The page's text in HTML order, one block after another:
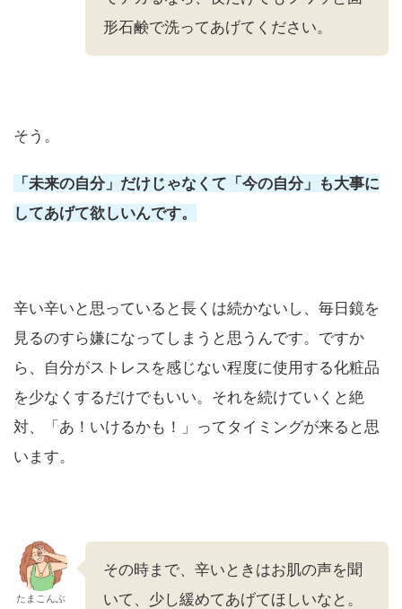
形石鹸で洗ってあげてください。
そう。
「未来の自分」だけじゃなくて「今の自分」も大事に
してあげて欲しいんです。
辛い辛いと思っていると長くは続かないし、毎日鏡を
見るのすら嫌になってしまうと思うんです。ですか
ら、自分がストレスを感じない程度に使用する化粧品
を少なくするだけでもいい。それを続けていくと絶
対、「あ！いけるかも！」ってタイミングが来ると思
います。
たまこんぶ
その時まで、辛いときはお肌の声を聞
いて、少し緩めてあげてほしいなと。